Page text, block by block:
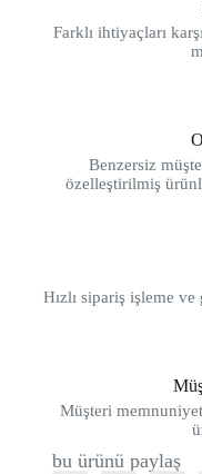
Farklı ihtiyaçları
Benzersiz
özelleştirilmiş
Hızlı sipariş işleme
Müşteri
bu ürünü paylaş